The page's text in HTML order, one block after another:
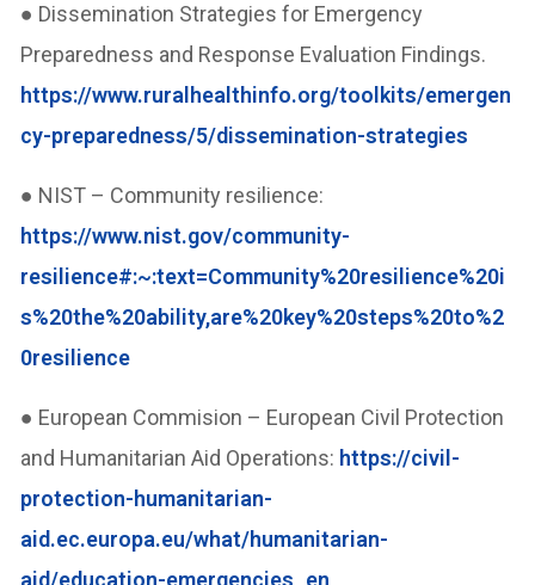
● Dissemination Strategies for Emergency
Preparedness and Response Evaluation Findings.
https://www.ruralhealthinfo.org/toolkits/emergen
cy-preparedness/5/dissemination-strategies
● NIST – Community resilience:
https://www.nist.gov/community-
resilience#:~:text=Community%20resilience%20i
s%20the%20ability,are%20key%20steps%20to%2
0resilience
● European Commision – European Civil Protection
and Humanitarian Aid Operations: https://civil-
protection-humanitarian-
aid.ec.europa.eu/what/humanitarian-